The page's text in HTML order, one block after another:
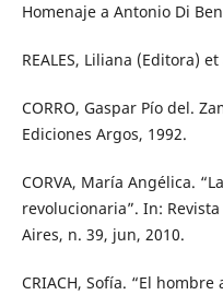
Homenaje a Antonio Di
REALES, Liliana (Editora)
CORRO, Gaspar Pío del.
Ediciones Argos, 1992.
CORVA, María Angélica.
revolucionaria”. In:
Aires, n. 39, jun, 2010.
CRIACH, Sofía. “El